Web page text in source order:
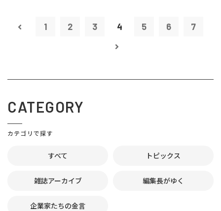
1 2 3 4 5 6 7
CATEGORY
カテゴリで探す
すべて トピックス
雑誌アーカイブ 編集長がゆく
企業家たちの金言